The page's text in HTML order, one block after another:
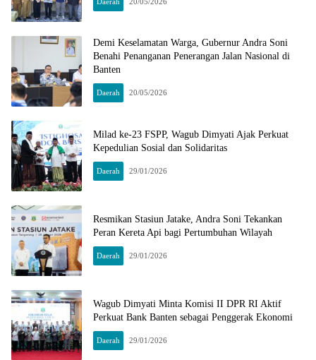
Demi Keselamatan Warga, Gubernur Andra Soni
Benahi Penanganan Penerangan Jalan Nasional di
Banten
Daerah 20/05/2026
Milad ke-23 FSPP, Wagub Dimyati Ajak Perkuat
Kepedulian Sosial dan Solidaritas
Daerah 29/01/2026
Resmikan Stasiun Jatake, Andra Soni Tekankan
Peran Kereta Api bagi Pertumbuhan Wilayah
Daerah 29/01/2026
Wagub Dimyati Minta Komisi II DPR RI Aktif
Perkuat Bank Banten sebagai Penggerak Ekonomi
Daerah 29/01/2026